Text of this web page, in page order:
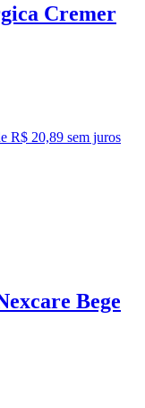
Cremer
R$ 20,89 sem juros
Bege